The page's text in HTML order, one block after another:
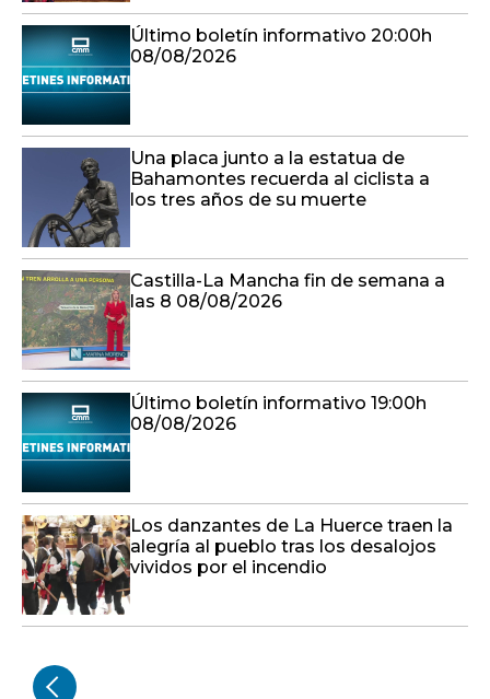
Último boletín informativo 20:00h
08/08/2026
Una placa junto a la estatua de
Bahamontes recuerda al ciclista a
los tres años de su muerte
Castilla-La Mancha fin de semana a
las 8 08/08/2026
Último boletín informativo 19:00h
08/08/2026
Los danzantes de La Huerce traen la
alegría al pueblo tras los desalojos
vividos por el incendio